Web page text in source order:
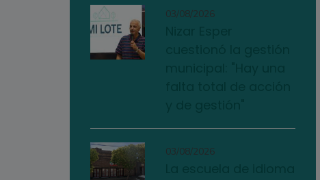
03/08/2026
03/08/2026